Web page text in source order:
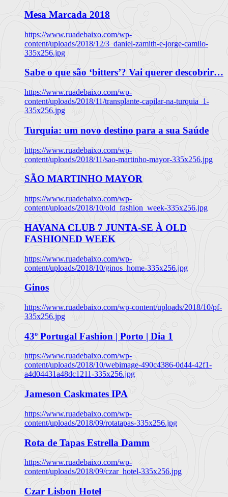
Mesa Marcada 2018
https://www.ruadebaixo.com/wp-
content/uploads/2018/12/3_daniel-zamith-e-jorge-camilo-
335x256.jpg
Sabe o que são ‘bitters’? Vai querer descobrir…
https://www.ruadebaixo.com/wp-
content/uploads/2018/11/transplante-capilar-na-turquia_1-
335x256.jpg
Turquia: um novo destino para a sua Saúde
https://www.ruadebaixo.com/wp-
content/uploads/2018/11/sao-martinho-mayor-335x256.jpg
SÃO MARTINHO MAYOR
https://www.ruadebaixo.com/wp-
content/uploads/2018/10/old_fashion_week-335x256.jpg
HAVANA CLUB 7 JUNTA-SE À OLD
FASHIONED WEEK
https://www.ruadebaixo.com/wp-
content/uploads/2018/10/ginos_home-335x256.jpg
Ginos
https://www.ruadebaixo.com/wp-content/uploads/2018/10/pf-
335x256.jpg
43º Portugal Fashion | Porto | Dia 1
https://www.ruadebaixo.com/wp-
content/uploads/2018/10/webimage-490c4386-0d44-42f1-
a4d04431a48dc1211-335x256.jpg
Jameson Caskmates IPA
https://www.ruadebaixo.com/wp-
content/uploads/2018/09/rotatapas-335x256.jpg
Rota de Tapas Estrella Damm
https://www.ruadebaixo.com/wp-
content/uploads/2018/09/czar_hotel-335x256.jpg
Czar Lisbon Hotel